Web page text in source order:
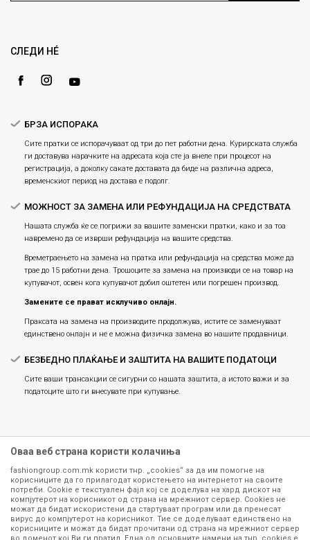
Gift Card
Замена и рефундација на производи
СЛЕДИ НÉ
БРЗА ИСПОРАКА
Сите пратки се испорачуваат од три до пет работни дена. Курирската служба
ги доставува нарачките на адресата која сте ја внеле при процесот на
регистрација, а доколку сакате доставата да биде на различна адреса,
временскиот период на достава е подолг.
МОЖНОСТ ЗА ЗАМЕНА ИЛИ РЕФУНДАЦИЈА НА СРЕДСТВАТА
Нашата служба ќе се погрижи за вашите заменски пратки, како и за тоа
навремено да се изврши рефундација на вашите средства.
Времетраењето на замена на пратка или рефундацијa на средства може да
трае до 15 работни дена. Трошоците за замена на производи се на товар на
купувачот, освен кога купувачот добил оштетен или погрешен производ.
Замените се прават исклучиво онлајн.
Праксата на замена на производите продолжува, истите се заменуваат
единствено онлајн и не е можна физичка замена во нашите продавници.
БЕЗБЕДНО ПЛАЌАЊЕ И ЗАШТИТА НА ВАШИТЕ ПОДАТОЦИ
Сите ваши трансакции се сигурни со нашата заштита, а истото важи и за
податоците што ги внесувате при купување.
Сите информации околу производите кои се изложени на нашата
онлајн продавница се стремиме да бидат конкретни, точни и прецизни,
Оваа веб страна користи колачиња
fashiongroup.com.mk користи тнр. „cookies“ за да им помогне на
корисниците да го прилагодат користењето на интернетот на своите
потреби. Cookie е текстуален фајл кој се доделува на хард дискот на
компјутерот на корисникот од страна на мрежниот сервер. Cookies не
можат да бидат искористени да стартуваат програм или да пренесат
вирус до компјутерот на корисникот. Тие се доделуваат единствено на
корисниците и можат да бидат прочитани од страна на мрежниот сервер